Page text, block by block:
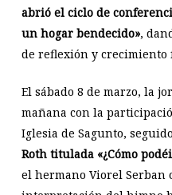
abrió el ciclo de
un hogar bendecido»,
de reflexión y crecimiento
El sábado 8 de marzo, la
mañana con la
Iglesia de Sagunto,
Roth titulada «¿Cómo
el hermano Viorel Serban